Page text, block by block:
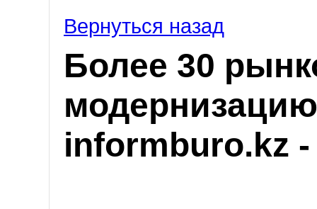
Вернуться назад
Более 30
informburo.kz